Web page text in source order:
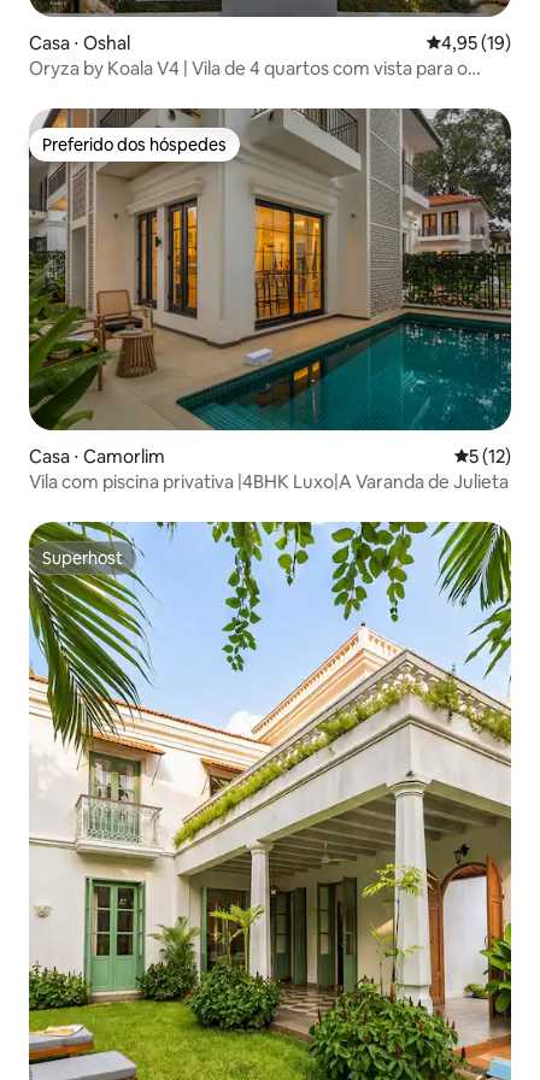
Casa ⋅ Oshal 4,95 de uma
4,95 (19)
Oryza by Koala V4 | Vila de 4 quartos com vista para o
Preferido dos hóspedes
Preferido dos hóspedes
Casa ⋅ Camorlim 5 de uma
5 (12)
Vila com piscina privativa |4BHK Luxo|A Varanda de Julieta
Superhost
Superhost